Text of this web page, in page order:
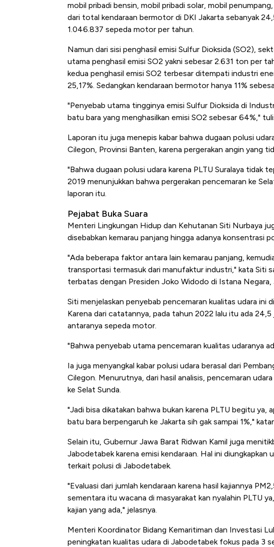
mobil pribadi bensin, mobil pribadi solar, mobil
dari total kendaraan bermotor di DKI Jakarta sebanyak
1.046.837 sepeda motor per tahun.
Namun dari sisi penghasil emisi Sulfur Dioksida (SO2),
utama penghasil emisi SO2 yakni sebesar 2.631 ton per
kedua penghasil emisi SO2 terbesar ditempati industri
25,17%. Sedangkan kendaraan bermotor hanya 11%
"Penyebab utama tingginya emisi Sulfur Dioksida di
batu bara yang menghasilkan emisi SO2 sebesar 64%,"
Laporan itu juga menepis kabar bahwa dugaan polusi
Cilegon, Provinsi Banten, karena pergerakan angin yang
"Bahwa dugaan polusi udara karena PLTU Suralaya tidak
2019 menunjukkan bahwa pergerakan pencemaran ke
laporan itu.
Pejabat Buka Suara
Menteri Lingkungan Hidup dan Kehutanan Siti Nurbaya
disebabkan kemarau panjang hingga adanya konsentrasi
"Ada beberapa faktor antara lain kemarau panjang,
transportasi termasuk dari manufaktur industri," kata Siti
terbatas dengan Presiden Joko Widodo di Istana
Siti menjelaskan penyebab pencemaran kualitas udara ini
Karena dari catatannya, pada tahun 2022 lalu itu ada
antaranya sepeda motor.
"Bahwa penyebab utama pencemaran kualitas udaranya
Ia juga menyangkal kabar polusi udara berasal dari
Cilegon. Menurutnya, dari hasil analisis, pencemaran
ke Selat Sunda.
"Jadi bisa dikatakan bahwa bukan karena PLTU begitu ya,
batu bara berpengaruh ke Jakarta sih gak sampai 1%,"
Selain itu, Gubernur Jawa Barat Ridwan Kamil juga
Jabodetabek karena emisi kendaraan. Hal ini diungkapkan
terkait polusi di Jabodetabek.
"Evaluasi dari jumlah kendaraan karena hasil kajiannya
sementara itu wacana di masyarakat kan nyalahin PLTU
kajian yang ada," jelasnya.
Menteri Koordinator Bidang Kemaritiman dan Investasi
peningkatan kualitas udara di Jabodetabek fokus pada 3
Bangkit dari Kubur!
Alas Kaki Tumbuh